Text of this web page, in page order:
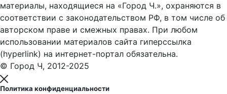
материалы, находящиеся на «Город Ч.», охраняются в
соответствии с законодательством РФ, в том числе об
авторском праве и смежных правах. При любом
использовании материалов сайта гиперссылка
(hyperlink) на интернет-портал обязательна.
© Город Ч, 2012-2025
Политика конфиденциальности